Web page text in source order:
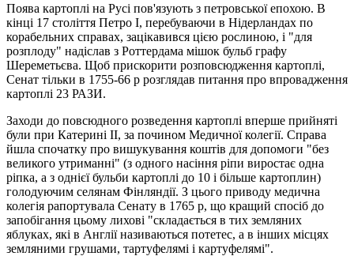
Поява картоплі на Русі пов'язують з петровської епохою. В
кінці 17 століття Петро I, перебуваючи в Нідерландах по
корабельних справах, зацікавився цією рослиною, і "для
розплоду" надіслав з Роттердама мішок бульб графу
Шереметьєва. Щоб прискорити розповсюдження картоплі,
Сенат тільки в 1755-66 р розглядав питання про впровадження
картоплі 23 РАЗИ.
Заходи до повсюдного розведення картоплі вперше прийняті
були при Катерині II, за почином Медичної колегії. Справа
йшла спочатку про вишукування коштів для допомоги "без
великого утриманні" (з одного насіння ріпи виростає одна
ріпка, а з однієї бульби картоплі до 10 і більше картоплин)
голодуючим селянам Фінляндії. З цього приводу медична
колегія рапортувала Сенату в 1765 р, що кращий спосіб до
запобігання цьому лихові "складається в тих земляних
яблуках, які в Англії називаються потетес, а в інших місцях
земляними грушами, тартуфелямі і картуфелямі".